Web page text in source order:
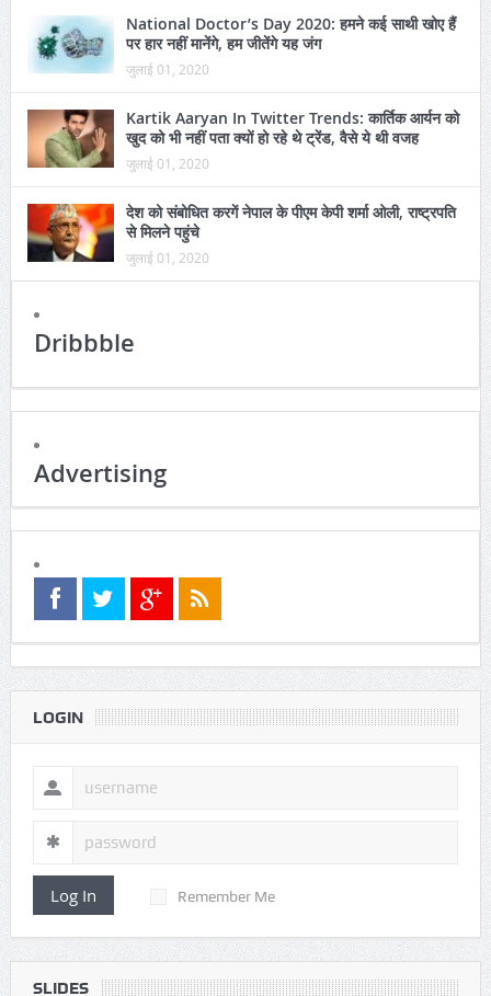
National Doctor’s Day 2020: हमने कई साथी खोए हैं
पर हार नहीं मानेंगे, हम जीतेंगे यह जंग
जुलाई 01, 2020
Kartik Aaryan In Twitter Trends: कार्तिक आर्यन को
खुद को भी नहीं पता क्यों हो रहे थे ट्रेंड, वैसे ये थी वजह
जुलाई 01, 2020
देश को संबोधित करगें नेपाल के पीएम केपी शर्मा ओली, राष्ट्रपति
से मिलने पहुंचे
जुलाई 01, 2020
Dribbble
Advertising
LOGIN
Log In Remember Me
SLIDES